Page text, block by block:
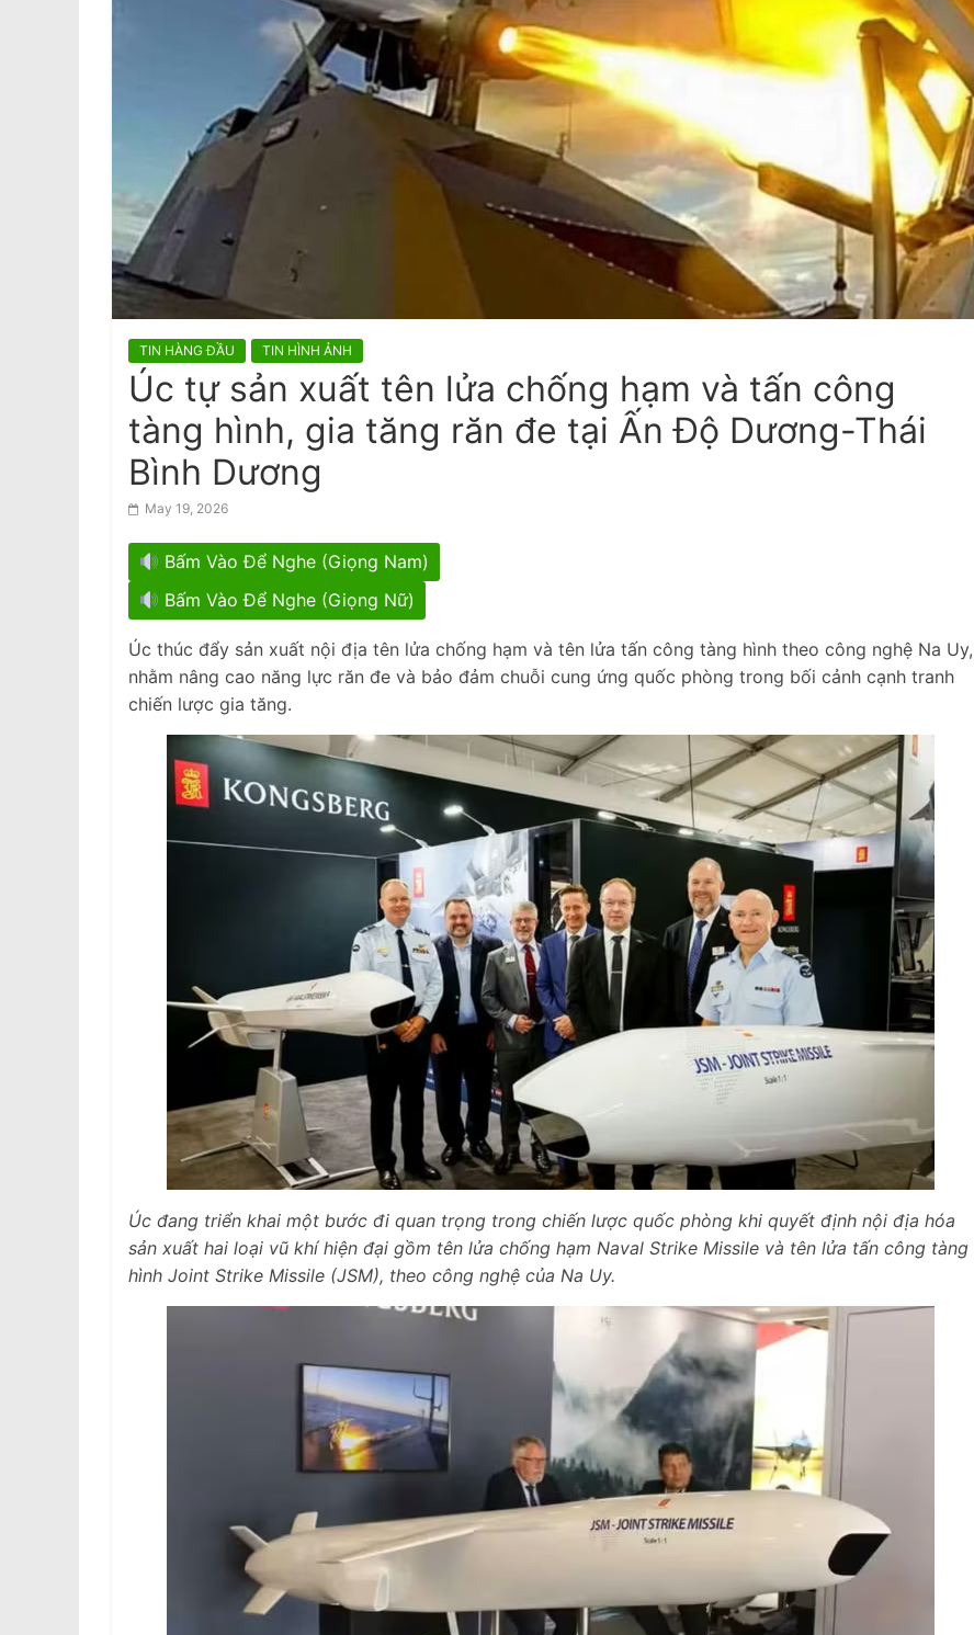
w
s
TIN HÀNG ĐẦU TIN HÌNH ẢNH
Úc tự sản xuất tên lửa chống hạm và tấn công
tàng hình, gia tăng răn đe tại Ấn Độ Dương-Thái
Bình Dương
May 19, 2026
Bấm Vào Để Nghe (Giọng Nam)
Bấm Vào Để Nghe (Giọng Nữ)
Úc thúc đẩy sản xuất nội địa tên lửa chống hạm và tên lửa tấn công tàng hình theo công nghệ Na Uy,
nhằm nâng cao năng lực răn đe và bảo đảm chuỗi cung ứng quốc phòng trong bối cảnh cạnh tranh
chiến lược gia tăng.
Úc đang triển khai một bước đi quan trọng trong chiến lược quốc phòng khi quyết định nội địa hóa
sản xuất hai loại vũ khí hiện đại gồm tên lửa chống hạm Naval Strike Missile và tên lửa tấn công tàng
hình Joint Strike Missile (JSM), theo công nghệ của Na Uy.